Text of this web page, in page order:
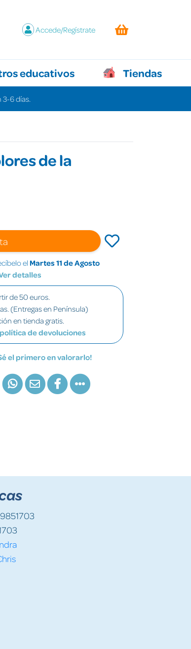
Accede/Regístrate
educativos Tiendas
3-6 días.
de la
el Martes 11 de Agosto
detalles
de 50 euros.
(Entregas en Península)
en tienda gratis.
política de devoluciones
el primero en valorarlo!